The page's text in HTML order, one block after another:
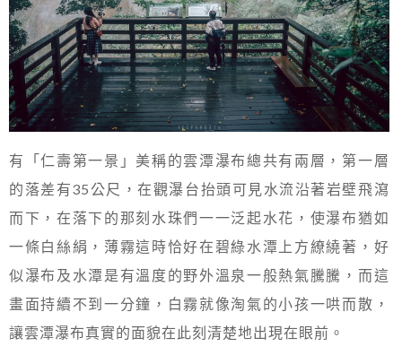
有「仁壽第一景」美稱的雲潭瀑布總共有兩層，第一層
的落差有35公尺，在觀瀑台抬頭可見水流沿著岩壁飛瀉
而下，在落下的那刻水珠們一一泛起水花，使瀑布猶如
一條白絲絹，薄霧這時恰好在碧綠水潭上方繚繞著，好
似瀑布及水潭是有溫度的野外溫泉一般熱氣騰騰，而這
畫面持續不到一分鐘，白霧就像淘氣的小孩一哄而散，
讓雲潭瀑布真實的面貌在此刻清楚地出現在眼前。